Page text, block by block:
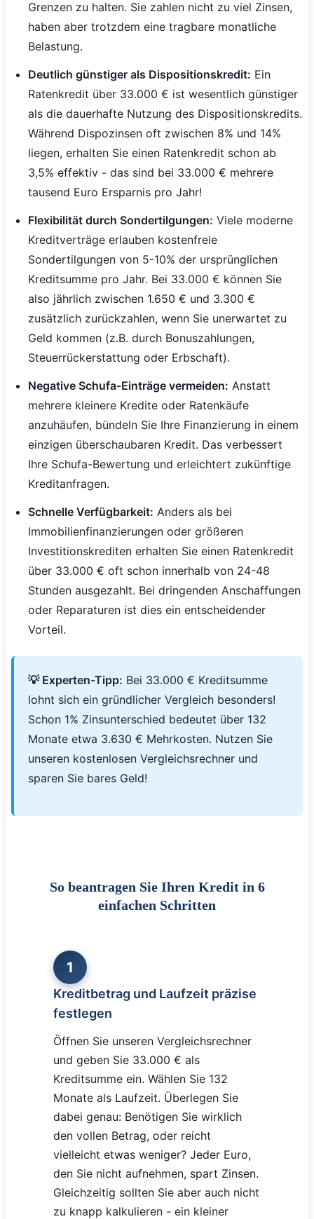
Grenzen zu halten. Sie zahlen nicht zu viel Zinsen,
haben aber trotzdem eine tragbare monatliche
Belastung.
Deutlich günstiger als Dispositionskredit: Ein
Ratenkredit über 33.000 € ist wesentlich günstiger
als die dauerhafte Nutzung des Dispositionskredits.
Während Dispozinsen oft zwischen 8% und 14%
liegen, erhalten Sie einen Ratenkredit schon ab
3,5% effektiv - das sind bei 33.000 € mehrere
tausend Euro Ersparnis pro Jahr!
Flexibilität durch Sondertilgungen: Viele moderne
Kreditverträge erlauben kostenfreie
Sondertilgungen von 5-10% der ursprünglichen
Kreditsumme pro Jahr. Bei 33.000 € können Sie
also jährlich zwischen 1.650 € und 3.300 €
zusätzlich zurückzahlen, wenn Sie unerwartet zu
Geld kommen (z.B. durch Bonuszahlungen,
Steuerrückerstattung oder Erbschaft).
Negative Schufa-Einträge vermeiden: Anstatt
mehrere kleinere Kredite oder Ratenkäufe
anzuhäufen, bündeln Sie Ihre Finanzierung in einem
einzigen überschaubaren Kredit. Das verbessert
Ihre Schufa-Bewertung und erleichtert zukünftige
Kreditanfragen.
Schnelle Verfügbarkeit: Anders als bei
Immobilienfinanzierungen oder größeren
Investitionskrediten erhalten Sie einen Ratenkredit
über 33.000 € oft schon innerhalb von 24-48
Stunden ausgezahlt. Bei dringenden Anschaffungen
oder Reparaturen ist dies ein entscheidender
Vorteil.
💡 Experten-Tipp: Bei 33.000 € Kreditsumme
lohnt sich ein gründlicher Vergleich besonders!
Schon 1% Zinsunterschied bedeutet über 132
Monate etwa 3.630 € Mehrkosten. Nutzen Sie
unseren kostenlosen Vergleichsrechner und
sparen Sie bares Geld!
So beantragen Sie Ihren Kredit in 6
einfachen Schritten
1
Kreditbetrag und Laufzeit präzise
festlegen
Öffnen Sie unseren Vergleichsrechner
und geben Sie 33.000 € als
Kreditsumme ein. Wählen Sie 132
Monate als Laufzeit. Überlegen Sie
dabei genau: Benötigen Sie wirklich
den vollen Betrag, oder reicht
vielleicht etwas weniger? Jeder Euro,
den Sie nicht aufnehmen, spart Zinsen.
Gleichzeitig sollten Sie aber auch nicht
zu knapp kalkulieren - ein kleiner